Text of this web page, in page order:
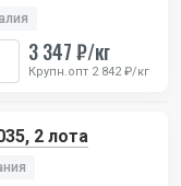
3 347 ₽/кг
Крупн.опт 2 842 ₽/кг
2 лота